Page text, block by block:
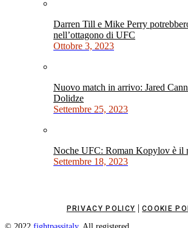
Darren Till e Mike Perry
nell’ottagono di UFC
Ottobre 3, 2023
Nuovo match in arrivo: Jared
Dolidze
Settembre 25, 2023
Noche UFC: Roman Kopylov è il
Settembre 18, 2023
PRIVACY POLICY |COOKIE
© 2022 fightpassitaly. All registered.